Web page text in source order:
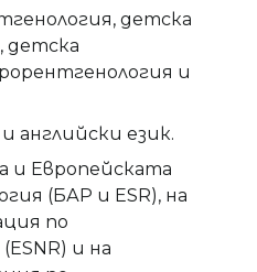
детска
детска
и
английски език.
и Европейската
(БАР и ESR), на
по
и на